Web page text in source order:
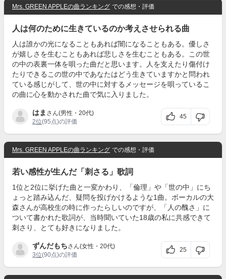
Mrs. GREEN APPLEの曲ランキング での感想・評価
人は何のために生きているのか考えさせられる曲
人は誰かの光になることもあれば闇になることもある。優しさ
が嬉しさを生むこともあれば悲しさを生むこともある。この世
の中の表裏一体を唄った曲だと思います。人を支えたり傷付け
たりできるこの世の中であなたはどう生きていますかと問われ
ている感じがして、世の中に対するメッセージを唄っているこ
の曲に心を動かされた曲で気に入りました。
はま さん(男性・20代)
2位(95点)の評価
45
Mrs. GREEN APPLEの曲ランキング での感想・評価
若い感性が生んだ「刺さる」歌詞
1位と2位に挙げた曲と一変かわり、「倫理」や「世の中」にち
ょっと踏み込んだ、疑問を投げかけるような1曲。ボーカルの大
森さんが高校生の時に作ったらしいのですが、「人の醜さ」に
ついて書かれた歌詞が、当時聞いていた18歳の私に共感できて
刺さり、とても好きになりました。
ずんだもちさん(女性・20代)
3位(90点)の評価
25